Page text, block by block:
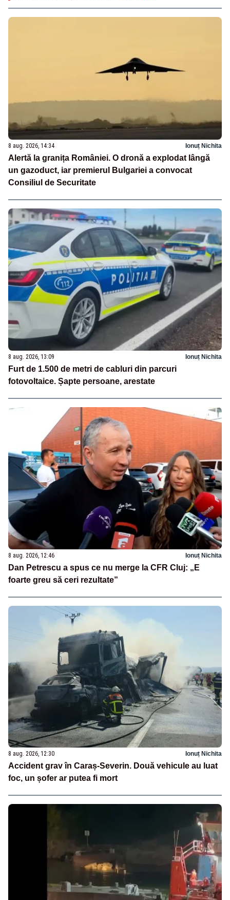
8 aug. 2026, 14:34 Ionuț Nichita
Alertă la granița României. O dronă a explodat lângă
un gazoduct, iar premierul Bulgariei a convocat
Consiliul de Securitate
8 aug. 2026, 13:09 Ionuț Nichita
Furt de 1.500 de metri de cabluri din parcuri
fotovoltaice. Șapte persoane, arestate
8 aug. 2026, 12:46 Ionuț Nichita
Dan Petrescu a spus ce nu merge la CFR Cluj: „E
foarte greu să ceri rezultate”
8 aug. 2026, 12:30 Ionuț Nichita
Accident grav în Caraș-Severin. Două vehicule au luat
foc, un șofer ar putea fi mort